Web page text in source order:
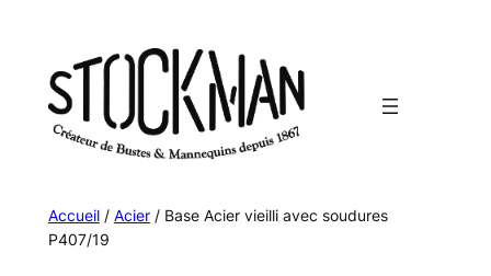
contenu
Accueil/ Acier/ Base Acier vieilli avec soudures
P407/19